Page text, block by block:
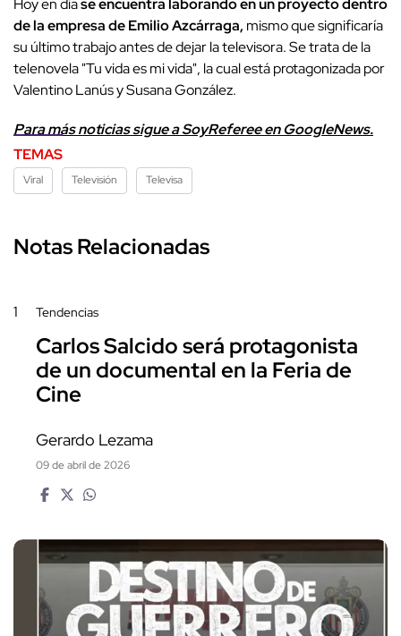
Hoy en díase encuentra laborando en un proyecto dentro
de la empresa de Emilio Azcárraga, mismo que significaría
su último trabajo antes de dejar la televisora. Se trata de la
telenovela "Tu vida es mi vida", la cual está protagonizada por
Valentino Lanús y Susana González.
Para más noticias sigue a SoyReferee en GoogleNews.
TEMAS
Viral Televisión Televisa
Notas Relacionadas
1 Tendencias
Carlos Salcido será protagonista
de un documental en la Feria de
Cine
Gerardo Lezama
09 de abril de 2026